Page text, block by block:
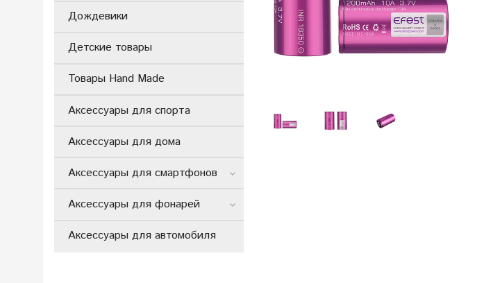
Дождевики
Детские товары
Товары Hand Made
Аксессуары для спорта
Аксессуары для дома
Аксессуары для смартфонов
Аксессуары для фонарей
Аксессуары для автомобиля